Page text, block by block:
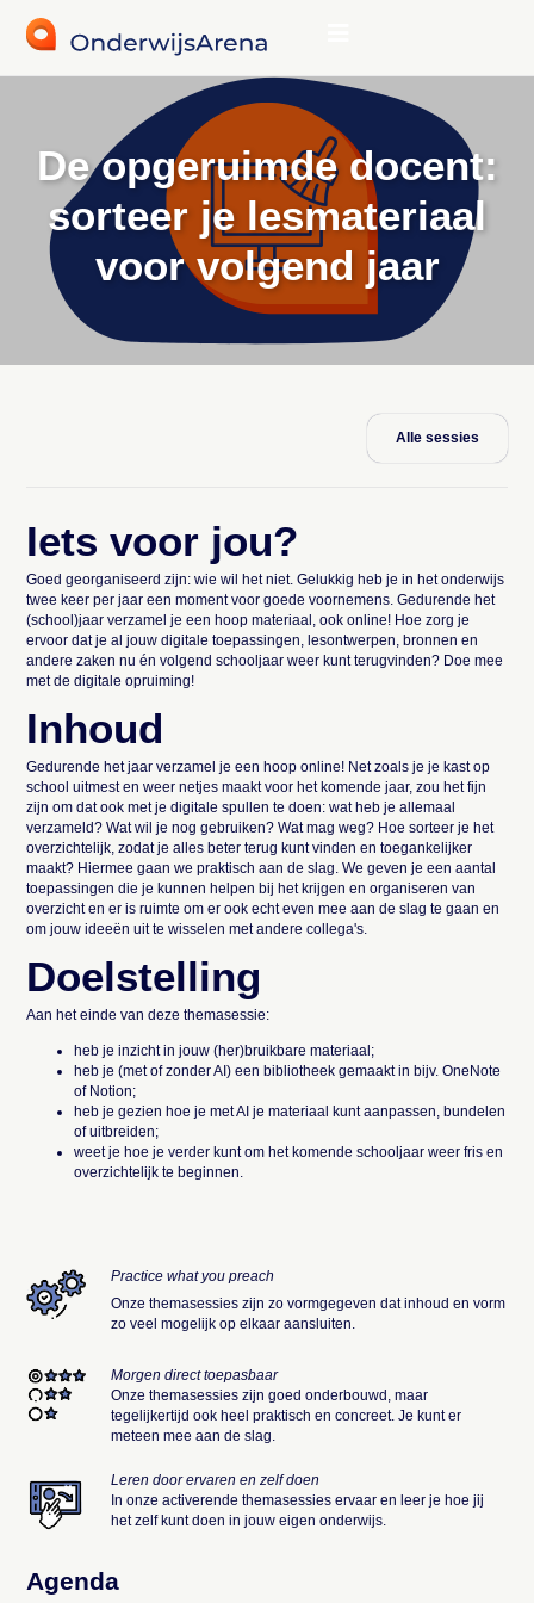
De opgeruimde docent:
sorteer je lesmateriaal
voor volgend jaar
Alle sessies
Iets voor jou?
Goed georganiseerd zijn: wie wil het niet. Gelukkig heb je in het onderwijs
twee keer per jaar een moment voor goede voornemens. Gedurende het
(school)jaar verzamel je een hoop materiaal, ook online! Hoe zorg je
ervoor dat je al jouw digitale toepassingen, lesontwerpen, bronnen en
andere zaken nu én volgend schooljaar weer kunt terugvinden? Doe mee
met de digitale opruiming!
Inhoud
Gedurende het jaar verzamel je een hoop online! Net zoals je je kast op
school uitmest en weer netjes maakt voor het komende jaar, zou het fijn
zijn om dat ook met je digitale spullen te doen: wat heb je allemaal
verzameld? Wat wil je nog gebruiken? Wat mag weg? Hoe sorteer je het
overzichtelijk, zodat je alles beter terug kunt vinden en toegankelijker
maakt? Hiermee gaan we praktisch aan de slag. We geven je een aantal
toepassingen die je kunnen helpen bij het krijgen en organiseren van
overzicht en er is ruimte om er ook echt even mee aan de slag te gaan en
om jouw ideeën uit te wisselen met andere collega's.
Doelstelling
Aan het einde van deze themasessie:
heb je inzicht in jouw (her)bruikbare materiaal;
heb je (met of zonder AI) een bibliotheek gemaakt in bijv. OneNote
of Notion;
heb je gezien hoe je met AI je materiaal kunt aanpassen, bundelen
of uitbreiden;
weet je hoe je verder kunt om het komende schooljaar weer fris en
overzichtelijk te beginnen.
Practice what you preach
Onze themasessies zijn zo vormgegeven dat inhoud en vorm
zo veel mogelijk op elkaar aansluiten.
Morgen direct toepasbaar
Onze themasessies zijn goed onderbouwd, maar
tegelijkertijd ook heel praktisch en concreet. Je kunt er
meteen mee aan de slag.
Leren door ervaren en zelf doen
In onze activerende themasessies ervaar en leer je hoe jij
het zelf kunt doen in jouw eigen onderwijs.
Agenda